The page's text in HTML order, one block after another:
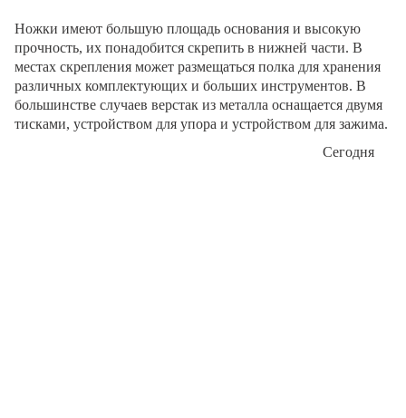
Ножки имеют большую площадь основания и высокую
прочность, их понадобится скрепить в нижней части. В
местах скрепления может размещаться полка для хранения
различных комплектующих и больших инструментов. В
большинстве случаев верстак из металла оснащается двумя
тисками, устройством для упора и устройством для зажима.
Сегодня